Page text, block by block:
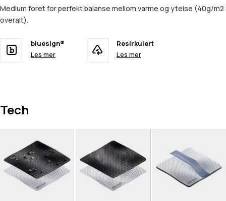
Medium foret for perfekt balanse mellom varme og ytelse (40g/m2
overalt).
bluesign®
Les mer
Resirkulert
Les mer
Tech